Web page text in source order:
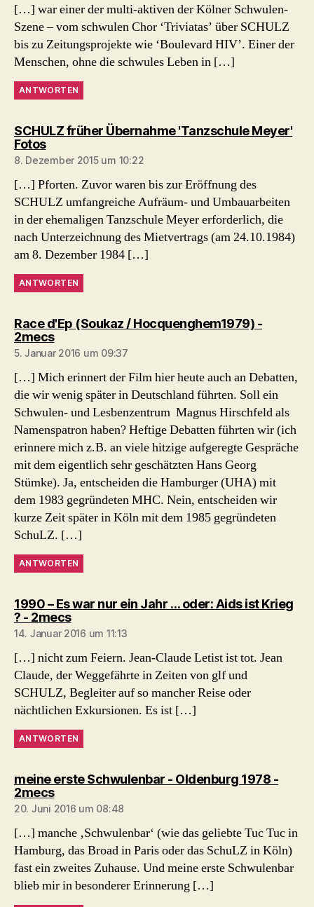
[…] war einer der multi-aktiven der Kölner Schwulen-
Szene – vom schwulen Chor ‘Triviatas’ über SCHULZ
bis zu Zeitungsprojekte wie ‘Boulevard HIV’. Einer der
Menschen, ohne die schwules Leben in […]
ANTWORTEN
SCHULZ früher Übernahme 'Tanzschule Meyer'
Fotossagt:
8. Dezember 2015 um 10:22
[…] Pforten. Zuvor waren bis zur Eröffnung des
SCHULZ umfangreiche Aufräum- und Umbauarbeiten
in der ehemaligen Tanzschule Meyer erforderlich, die
nach Unterzeichnung des Mietvertrags (am 24.10.1984)
am 8. Dezember 1984 […]
ANTWORTEN
Race d'Ep (Soukaz / Hocquenghem1979) -
2mecssagt:
5. Januar 2016 um 09:37
[…] Mich erinnert der Film hier heute auch an Debatten,
die wir wenig später in Deutschland führten. Soll ein
Schwulen- und Lesbenzentrum Magnus Hirschfeld als
Namenspatron haben? Heftige Debatten führten wir (ich
erinnere mich z.B. an viele hitzige aufgeregte Gespräche
mit dem eigentlich sehr geschätzten Hans Georg
Stümke). Ja, entscheiden die Hamburger (UHA) mit
dem 1983 gegründeten MHC. Nein, entscheiden wir
kurze Zeit später in Köln mit dem 1985 gegründeten
SchuLZ. […]
ANTWORTEN
1990 – Es war nur ein Jahr … oder: Aids ist Krieg
? - 2mecssagt:
14. Januar 2016 um 11:13
[…] nicht zum Feiern. Jean-Claude Letist ist tot. Jean
Claude, der Weggefährte in Zeiten von glf und
SCHULZ, Begleiter auf so mancher Reise oder
nächtlichen Exkursionen. Es ist […]
ANTWORTEN
meine erste Schwulenbar - Oldenburg 1978 -
2mecssagt:
20. Juni 2016 um 08:48
[…] manche ‚Schwulenbar‘ (wie das geliebte Tuc Tuc in
Hamburg, das Broad in Paris oder das SchuLZ in Köln)
fast ein zweites Zuhause. Und meine erste Schwulenbar
blieb mir in besonderer Erinnerung […]